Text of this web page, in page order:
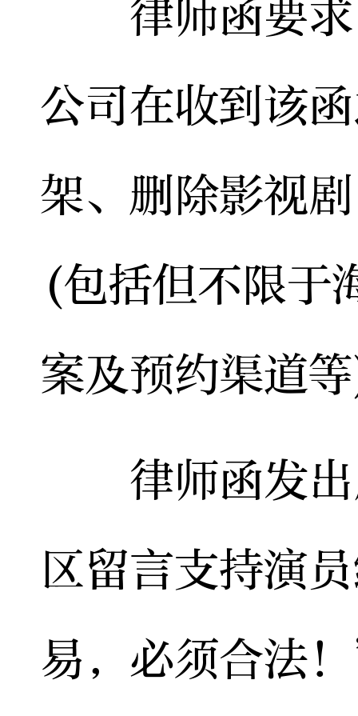
律师函要求
公司在收到该
架、删除影视
(包括但不限于
案及预约渠道
律师函发出
区留言支持演
易，必须合法